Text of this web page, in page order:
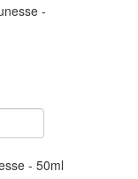
-
- 50ml